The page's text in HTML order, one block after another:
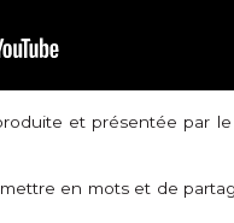
et présentée par
en mots et de